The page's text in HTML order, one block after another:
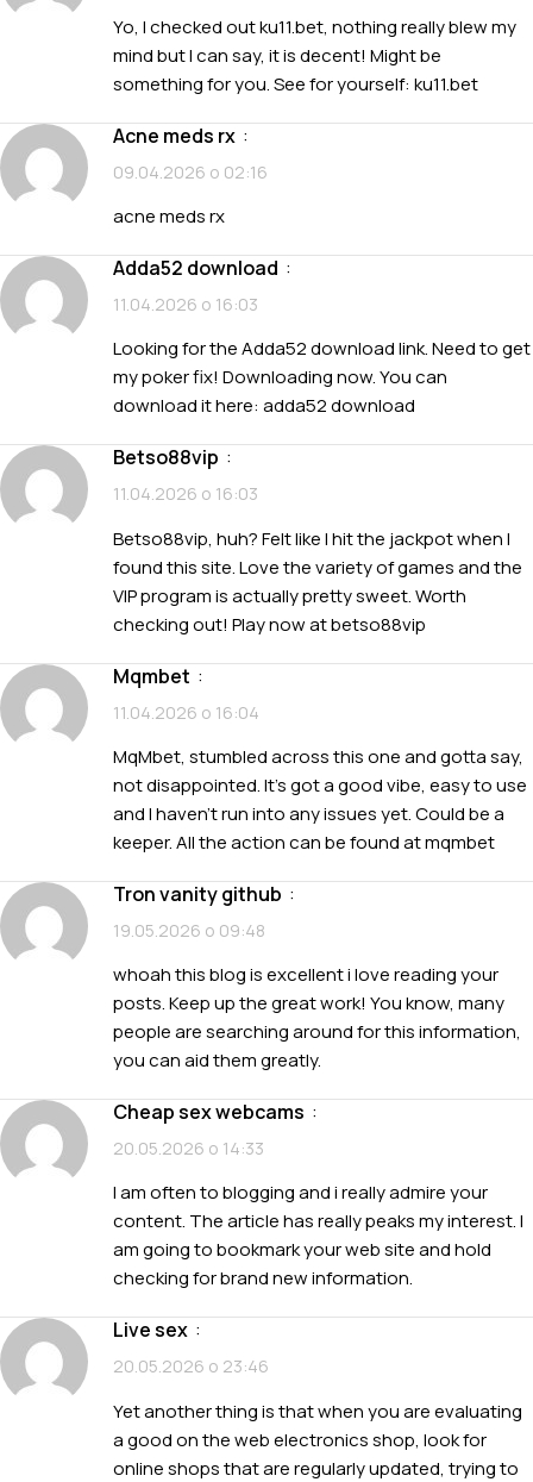
Yo, I checked out ku11.bet, nothing really blew my
mind but I can say, it is decent! Might be
something for you. See for yourself: ku11.bet
acne meds rx :
09.04.2026 о 02:16
acne meds rx
adda52 download :
11.04.2026 о 16:03
Looking for the Adda52 download link. Need to get
my poker fix! Downloading now. You can
download it here: adda52 download
betso88vip :
11.04.2026 о 16:03
Betso88vip, huh? Felt like I hit the jackpot when I
found this site. Love the variety of games and the
VIP program is actually pretty sweet. Worth
checking out! Play now atbetso88vip
mqmbet :
11.04.2026 о 16:04
MqMbet, stumbled across this one and gotta say,
not disappointed. It’s got a good vibe, easy to use
and I haven’t run into any issues yet. Could be a
keeper. All the action can be found atmqmbet
tron vanity github :
19.05.2026 о 09:48
whoah this blog is excellent i love reading your
posts. Keep up the great work! You know, many
people are searching around for this information,
you can aid them greatly.
cheap sex webcams :
20.05.2026 о 14:33
I am often to blogging and i really admire your
content. The article has really peaks my interest. I
am going to bookmark your web site and hold
checking for brand new information.
live sex :
20.05.2026 о 23:46
Yet another thing is that when you are evaluating
a good on the web electronics shop, look for
online shops that are regularly updated, trying to